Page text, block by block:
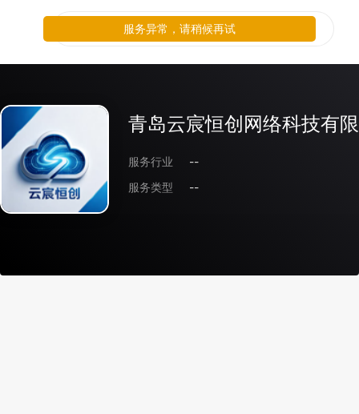
青岛云宸恒创网络科技有
服务行业
--
服务类型
--
服务异常，请稍候再试